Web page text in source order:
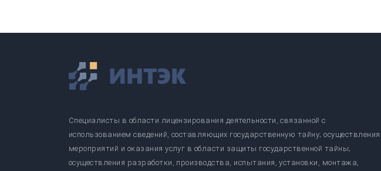
Специалисты в области лицензирования деятельности, связанной с
использованием сведений, составляющих государственную тайну; осуществления
мероприятий и оказания услуг в области защиты государственной тайны;
осуществления разработки, производства, испытания, установки, монтажа,